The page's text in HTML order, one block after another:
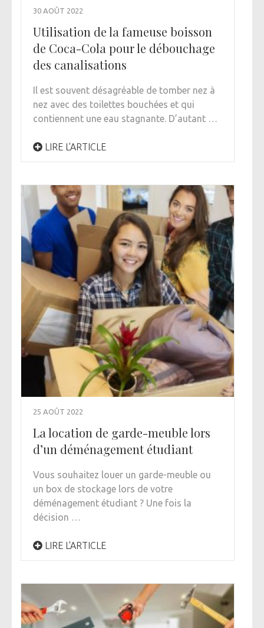
30 AOÛT 2022
Utilisation de la fameuse boisson
de Coca-Cola pour le débouchage
des canalisations
Il est souvent désagréable de tomber nez à
nez avec des toilettes bouchées et qui
contiennent une eau stagnante. D’autant …
LIRE L'ARTICLE
25 AOÛT 2022
La location de garde-meuble lors
d’un déménagement étudiant
Vous souhaitez louer un garde-meuble ou
un box de stockage lors de votre
déménagement étudiant ? Une fois la
décision …
LIRE L'ARTICLE